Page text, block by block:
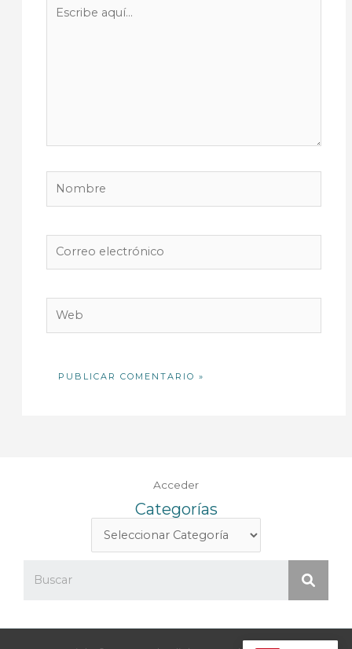
aquí...
electrónico
Acceder
Categorías